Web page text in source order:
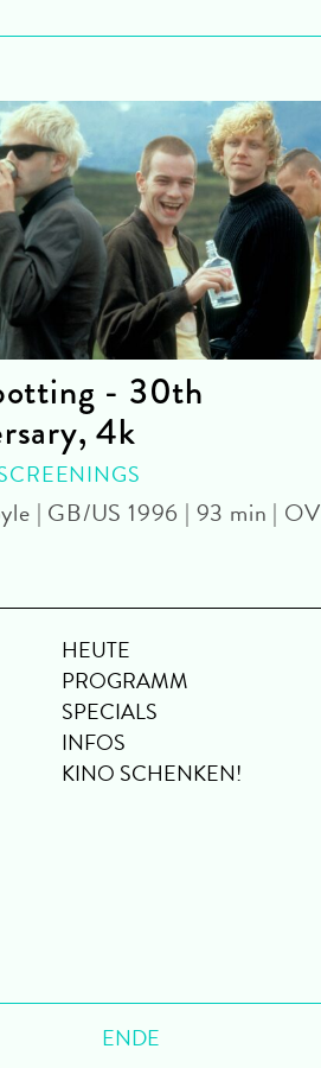
- 30th
4k
| GB/US 1996 | 93 min | OV
HEUTE
PROGRAMM
SPECIALS
INFOS
KINO SCHENKEN!
ENDE